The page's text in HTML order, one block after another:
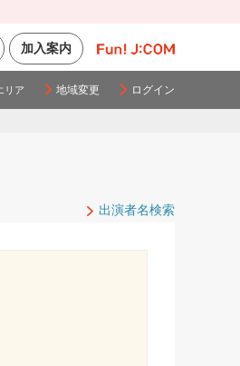
加入案内
リア 地域変更 ログイン
出演者名検索